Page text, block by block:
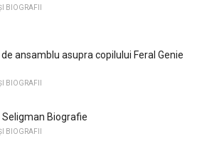
BIOGRAFII
de ansamblu asupra copilului Feral Genie
BIOGRAFII
Seligman Biografie
BIOGRAFII